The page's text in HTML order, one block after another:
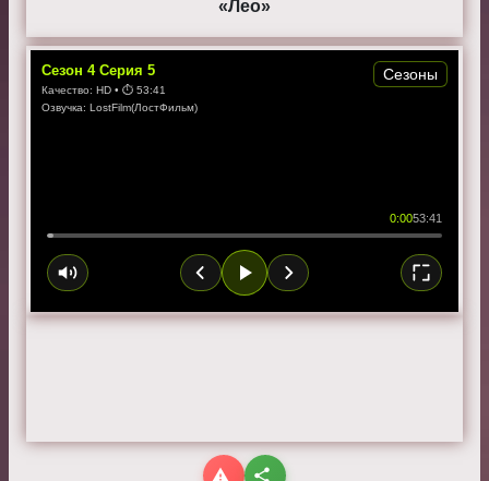
«Лео»
Сезон 4 Серия 5
Качество: HD • ⏱ 53:41
Озвучка: LostFilm(ЛостФильм)
0:0053:41
Сезоны